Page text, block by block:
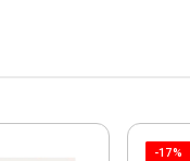
-17%